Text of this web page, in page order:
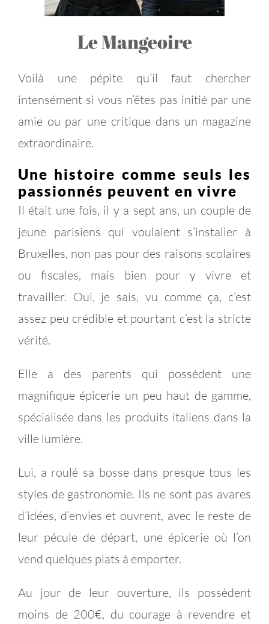
Le Mangeoire
Voilà une pépite qu’il faut chercher
intensément si vous n’êtes pas initié par une
amie ou par une critique dans un magazine
extraordinaire.
Une histoire comme seuls les
passionnés peuvent en vivre
Il était une fois, il y a sept ans, un couple de
jeune parisiens qui voulaient s’installer à
Bruxelles, non pas pour des raisons scolaires
ou fiscales, mais bien pour y vivre et
travailler. Oui, je sais, vu comme ça, c’est
assez peu crédible et pourtant c’est la stricte
vérité.
Elle a des parents qui possèdent une
magnifique épicerie un peu haut de gamme,
spécialisée dans les produits italiens dans la
ville lumière.
Lui, a roulé sa bosse dans presque tous les
styles de gastronomie. Ils ne sont pas avares
d’idées, d’envies et ouvrent, avec le reste de
leur pécule de départ, une épicerie où l’on
vend quelques plats à emporter.
Au jour de leur ouverture, ils possèdent
moins de 200€, du courage à revendre et